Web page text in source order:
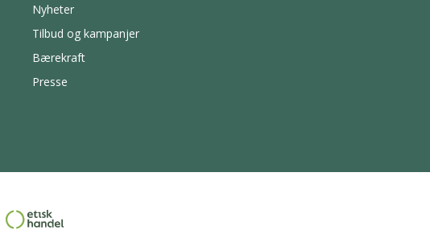
Nyheter
Tilbud og kampanjer
Bærekraft
Presse